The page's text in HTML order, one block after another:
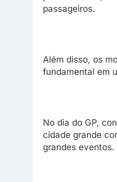
passageiros.
Além disso, os
fundamental em
No dia do GP,
cidade grande
grandes eventos.